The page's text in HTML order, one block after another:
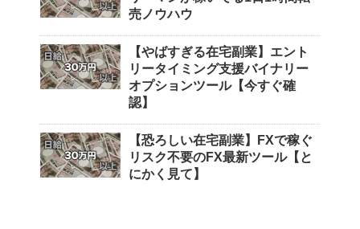
売ノウハウ
【やばすぎる在宅副業】エント
リータイミング支援バイナリー
オプションツール【今すぐ確
認】
【恐ろしい在宅副業】FXで稼ぐ
リスク不要のFX最新ツール【と
にかく見て】